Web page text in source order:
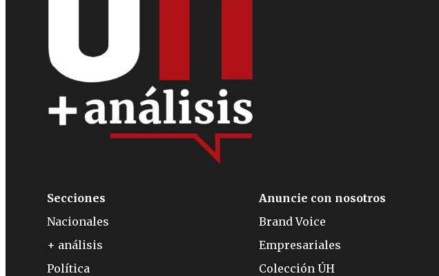
Secciones
Nacionales
+ análisis
Política
Anuncie con nosotros
Brand Voice
Empresariales
Colección ÚH